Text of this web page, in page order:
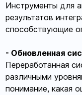
Инструменты для
результатов
способствующие
- Обновленная
Переработанная
различными
понимание, какая